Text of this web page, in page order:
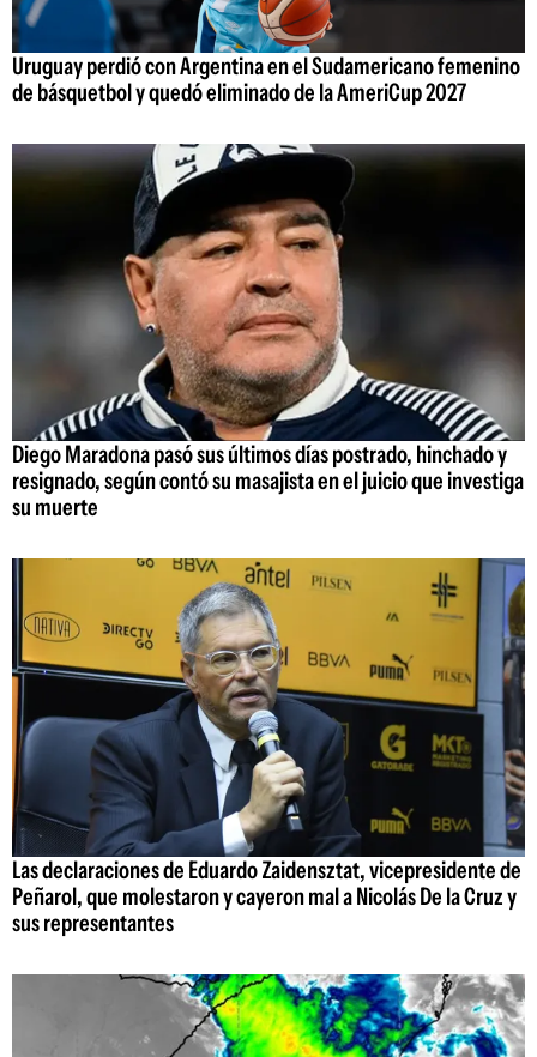
Uruguay perdió con Argentina en el Sudamericano femenino
de básquetbol y quedó eliminado de la AmeriCup 2027
Diego Maradona pasó sus últimos días postrado, hinchado y
resignado, según contó su masajista en el juicio que investiga
su muerte
Las declaraciones de Eduardo Zaidensztat, vicepresidente de
Peñarol, que molestaron y cayeron mal a Nicolás De la Cruz y
sus representantes